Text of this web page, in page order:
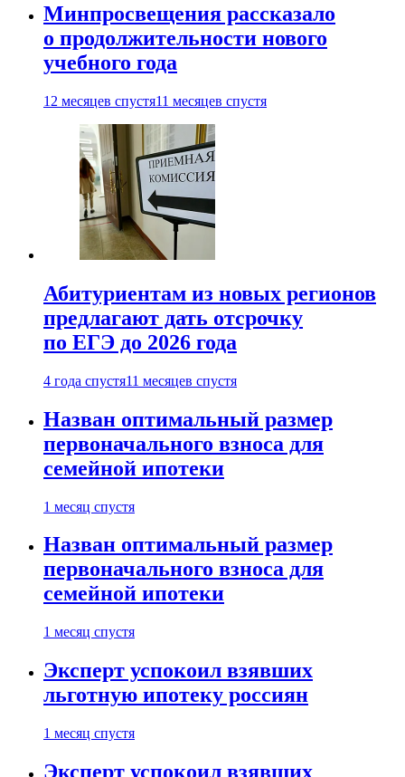
Минпросвещения рассказало
о продолжительности нового
учебного года
12 месяцев спустя11 месяцев спустя
Абитуриентам из новых регионов
предлагают дать отсрочку
по ЕГЭ до 2026 года
4 года спустя11 месяцев спустя
Назван оптимальный размер
первоначального взноса для
семейной ипотеки
1 месяц спустя
Назван оптимальный размер
первоначального взноса для
семейной ипотеки
1 месяц спустя
Эксперт успокоил взявших
льготную ипотеку россиян
1 месяц спустя
Эксперт успокоил взявших